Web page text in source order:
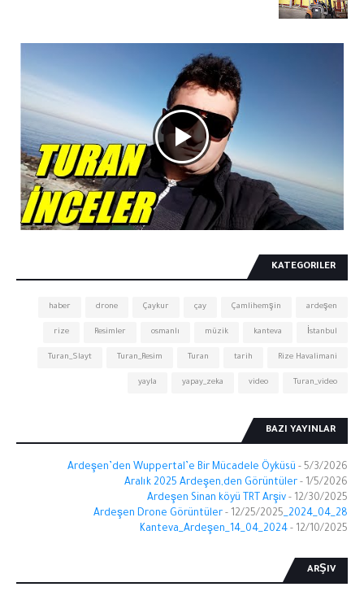
KATEGORILER
ardeşen
Çamlihemşin
çay
Çaykur
drone
haber
İstanbul
kanteva
müzik
osmanlı
Resimler
rize
Rize Havalimani
tarih
Turan
Turan_Resim
Turan_Slayt
Turan_video
video
yapay_zeka
yayla
BAZI YAYINLAR
Ardeşen’den Wuppertal’e Bir Mücadele Öyküsü - 5/3/2026
Aralık 2025 Ardeşen,den Görüntüler - 1/5/2026
Ardeşen Sinan köyü TRT Arşiv - 12/30/2025
28_04_2024_Ardeşen Drone Görüntüler
- 12/25/2025
Kanteva_Ardeşen_14_04_2024 - 12/10/2025
ARŞIV